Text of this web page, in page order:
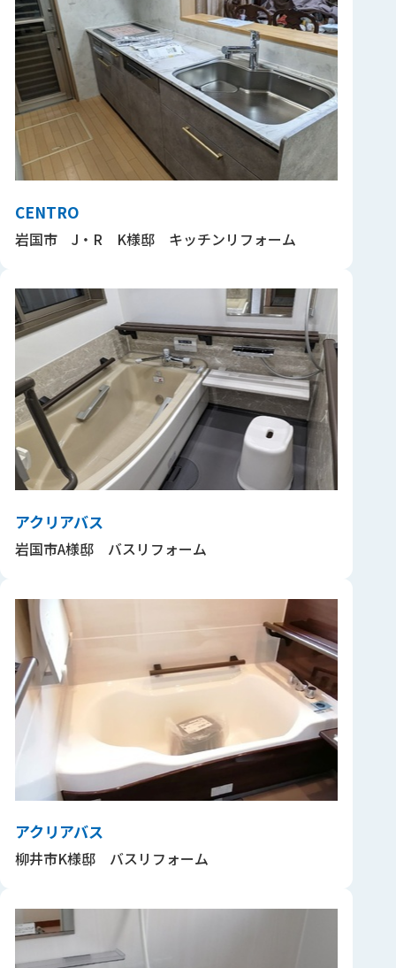
CENTRO
岩国市 J・R K様邸 キッチンリフォーム
アクリアバス
岩国市A様邸 バスリフォーム
アクリアバス
柳井市K様邸 バスリフォーム